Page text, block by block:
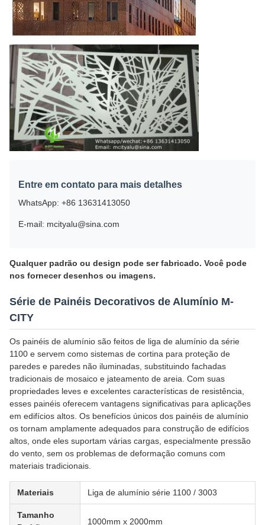
Entre em contato para mais detalhes
WhatsApp: +86 13631413050
E-mail: mcityalu@sina.com
Qualquer padrão ou design pode ser fabricado. Você pode
nos fornecer desenhos ou imagens.
Série de Painéis Decorativos de Alumínio M-
CITY
Os painéis de alumínio são feitos de liga de alumínio da série
1100 e servem como sistemas de cortina para proteção de
paredes e paredes não iluminadas, substituindo fachadas
tradicionais de mosaico e jateamento de areia. Com suas
propriedades leves e excelentes características de resistência,
esses painéis oferecem vantagens significativas para aplicações
em edifícios altos. Os benefícios únicos dos painéis de alumínio
os tornam amplamente adequados para construção de edifícios
altos, onde eles suportam várias cargas, especialmente pressão
do vento, sem os problemas de deformação comuns com
materiais tradicionais.
Materiais Liga de alumínio série 1100 / 3003
Tamanho
1000mm x 2000mm